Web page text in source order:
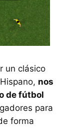
un clásico
nos
de fútbol
para
forma